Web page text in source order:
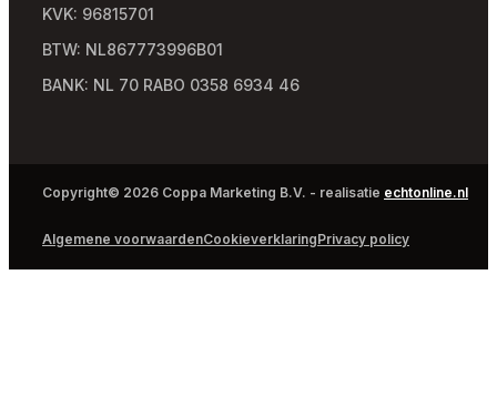
KVK: 96815701
BTW: NL867773996B01
BANK: NL 70 RABO 0358 6934 46
Copyright© 2026 Coppa Marketing B.V. - realisatie echtonline.nl
Algemene voorwaardenCookieverklaringPrivacy policy